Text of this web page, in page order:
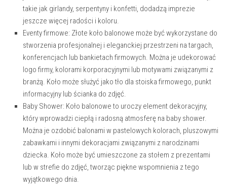
takie jak girlandy, serpentyny i konfetti, dodadzą imprezie
jeszcze więcej radości i koloru.
Eventy firmowe: Złote koło balonowe może być wykorzystane do
stworzenia profesjonalnej i eleganckiej przestrzeni na targach,
konferencjach lub bankietach firmowych. Można je udekorować
logo firmy, kolorami korporacyjnymi lub motywami związanymi z
branżą. Koło może służyć jako tło dla stoiska firmowego, punkt
informacyjny lub ścianka do zdjęć.
Baby Shower: Koło balonowe to uroczy element dekoracyjny,
który wprowadzi ciepłą i radosną atmosferę na baby shower.
Można je ozdobić balonami w pastelowych kolorach, pluszowymi
zabawkami i innymi dekoracjami związanymi z narodzinami
dziecka. Koło może być umieszczone za stołem z prezentami
lub w strefie do zdjęć, tworząc piękne wspomnienia z tego
wyjątkowego dnia.